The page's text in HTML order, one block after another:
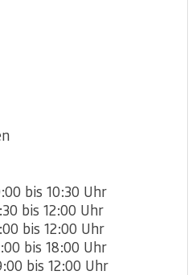
bis 10:30 Uhr
bis 12:00 Uhr
bis 12:00 Uhr
bis 18:00 Uhr
bis 12:00 Uhr